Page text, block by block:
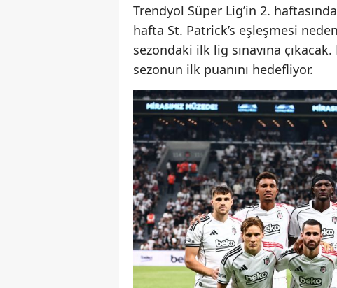
Trendyol Süper Lig’in 2. haftasında
hafta St. Patrick’s eşleşmesi
sezondaki ilk lig sınavına
sezonun ilk puanını hedefliyor.